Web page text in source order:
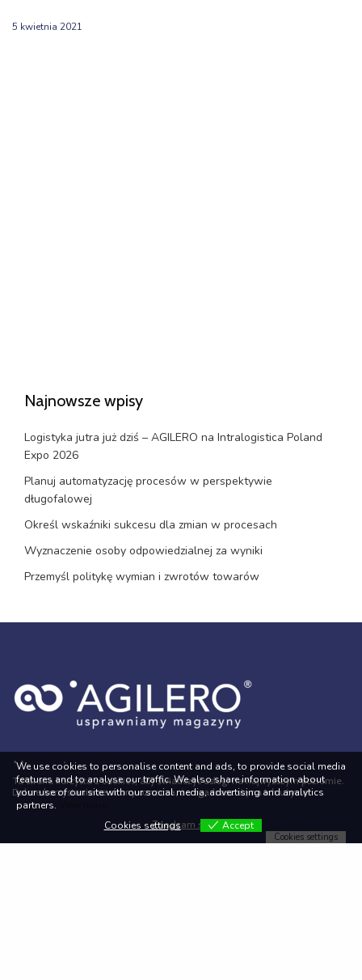
5 kwietnia 2021
Najnowsze wpisy
Logistyka jutra już dziś – AGILERO na Intralogistica Poland
Expo 2026
Planuj automatyzację procesów w perspektywie
długofalowej
Określ wskaźniki sukcesu dla zmian w procesach
Wyznaczenie osoby odpowiedzialnej za wyniki
Przemyśl politykę wymian i zwrotów towarów
Mapa strony
Start
Rozwiązania
Blog
Ebook
We use cookies to personalise content and ads, to provide social media
features and to analyse our traffic. We also share information about
your use of our site with our social media, advertising and analytics
partners.
Cookies settings
Accept
Cookies settings
Ta strona korzysta z cookies, aby świadczyć usługi na najwyższym poziomie.
Dalsze korzystanie ze strony oznacza, że zgadzasz się na ich użycie.
Zgadzam się